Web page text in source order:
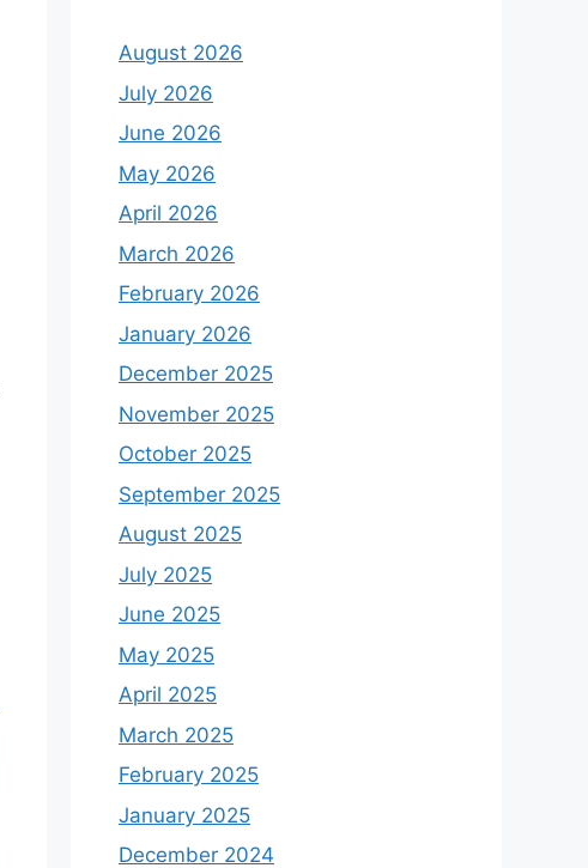
August 2026
July 2026
June 2026
May 2026
April 2026
March 2026
February 2026
January 2026
December 2025
November 2025
October 2025
September 2025
August 2025
July 2025
June 2025
May 2025
April 2025
March 2025
February 2025
January 2025
December 2024